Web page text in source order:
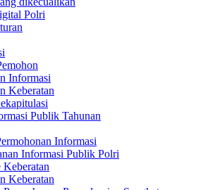
Polri
Informasi
Keberatan
Publik Tahunan
Informasi
Informasi Publik Polri
Keberatan